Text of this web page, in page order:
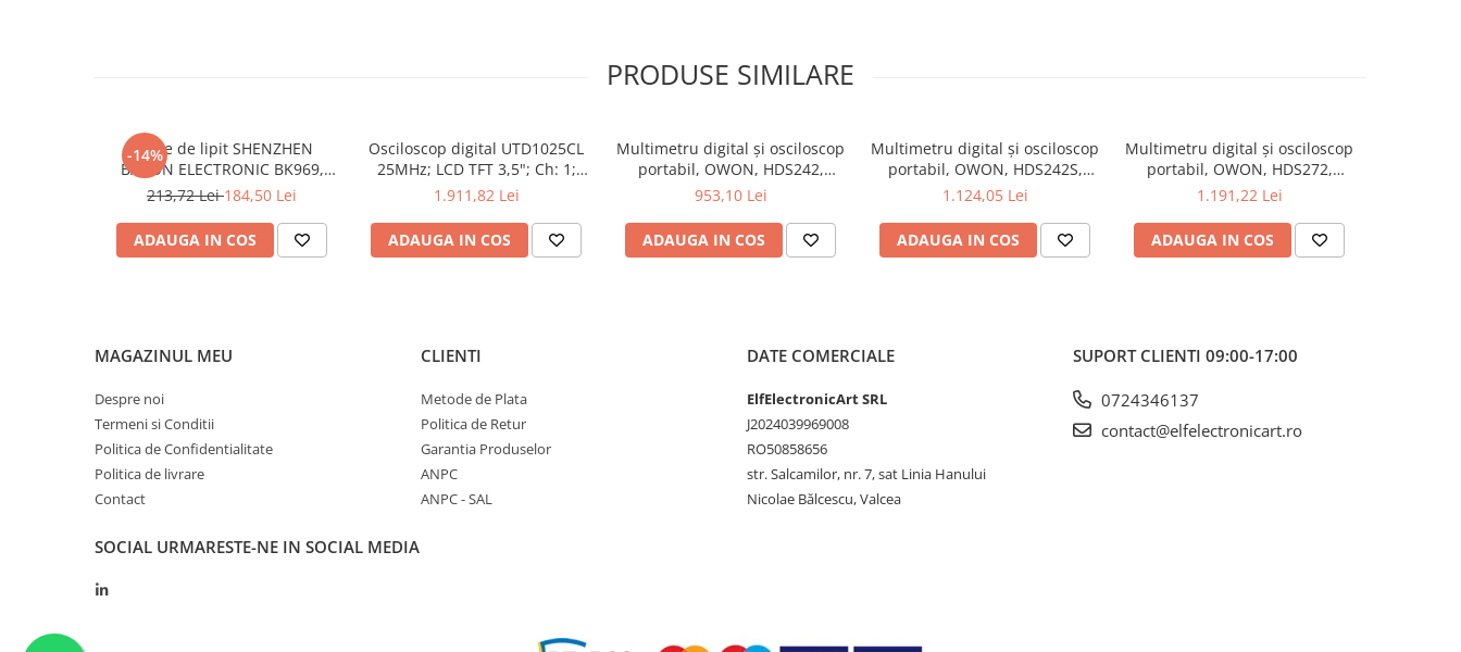
Tensiunea de alimentare a ciocanului
de dezlipit
Puterea ciocanului de dezlipit
Interval de temperatură al ciocanului
de dezlipit
350...500°C
Ce conține pachetul?
1 x ciocan de dezlipit DENON DN-SC7000
duză DN-SC0001, două filtre, tije de curățare simple și tripple
PRODUSE SIMILARE
-14%
Stație de lipit SHENZHEN
BAKON ELECTRONIC BK969,
200...480°C control analogic, cu
213,72 Lei184,50 Lei
ADAUGA IN COS
Osciloscop digital UTD1025CL
25MHz; LCD TFT 3,5"; Ch: 1;
250Msps; 12kpts compatibil cu
1.911,82 Lei
ADAUGA IN COS
Multimetru digital și osciloscop
portabil, OWON, HDS242,
200mV-1kV, 200mA-
953,10 Lei
ADAUGA IN COS
Multimetru digital și osciloscop
portabil, OWON, HDS242S,
200mV-1kV, 200mA-
1.124,05 Lei
ADAUGA IN COS
Multimetru digital și osciloscop
portabil, OWON, HDS272,
200mV-1kV, 200mA-
1.191,22 Lei
ADAUGA IN COS
MAGAZINUL MEU
Despre noi
Termeni si Conditii
Politica de Confidentialitate
Politica de livrare
Contact
CLIENTI
Metode de Plata
Politica de Retur
Garantia Produselor
ANPC
ANPC - SAL
DATE COMERCIALE
ElfElectronicArt SRL
J2024039969008
RO50858656
str. Salcamilor, nr. 7, sat Linia Hanului
Nicolae Bălcescu, Valcea
SUPORT CLIENTI 09:00-17:00
0724346137
contact@elfelectronicart.ro
SOCIAL URMARESTE-NE IN SOCIAL MEDIA